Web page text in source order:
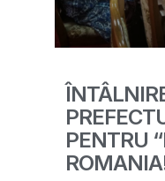
PENTRU